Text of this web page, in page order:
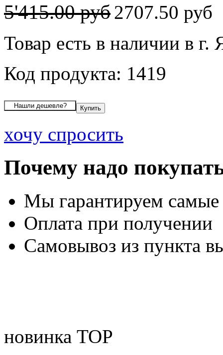
5'415.00 руб2707.50 руб
Товар есть в наличии в г.
Код продукта: 1419
хочу спросить
Почему надо
Мы гарантируем
Оплата при получении
Самовывоз из пункта
новинка TOP